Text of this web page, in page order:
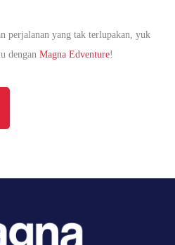
perjalanan yang tak terlupakan, yuk
denganMagna Edventure!